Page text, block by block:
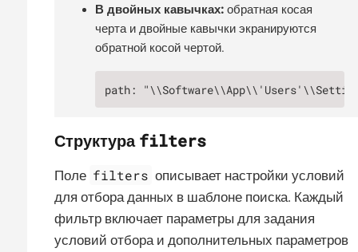
В двойных кавычках: обратная косая
черта и двойные кавычки экранируются
обратной косой чертой.
path:
Структура filters
Поле filters описывает настройки условий
для отбора данных в шаблоне поиска. Каждый
фильтр включает параметры для задания
условий отбора и дополнительных параметров